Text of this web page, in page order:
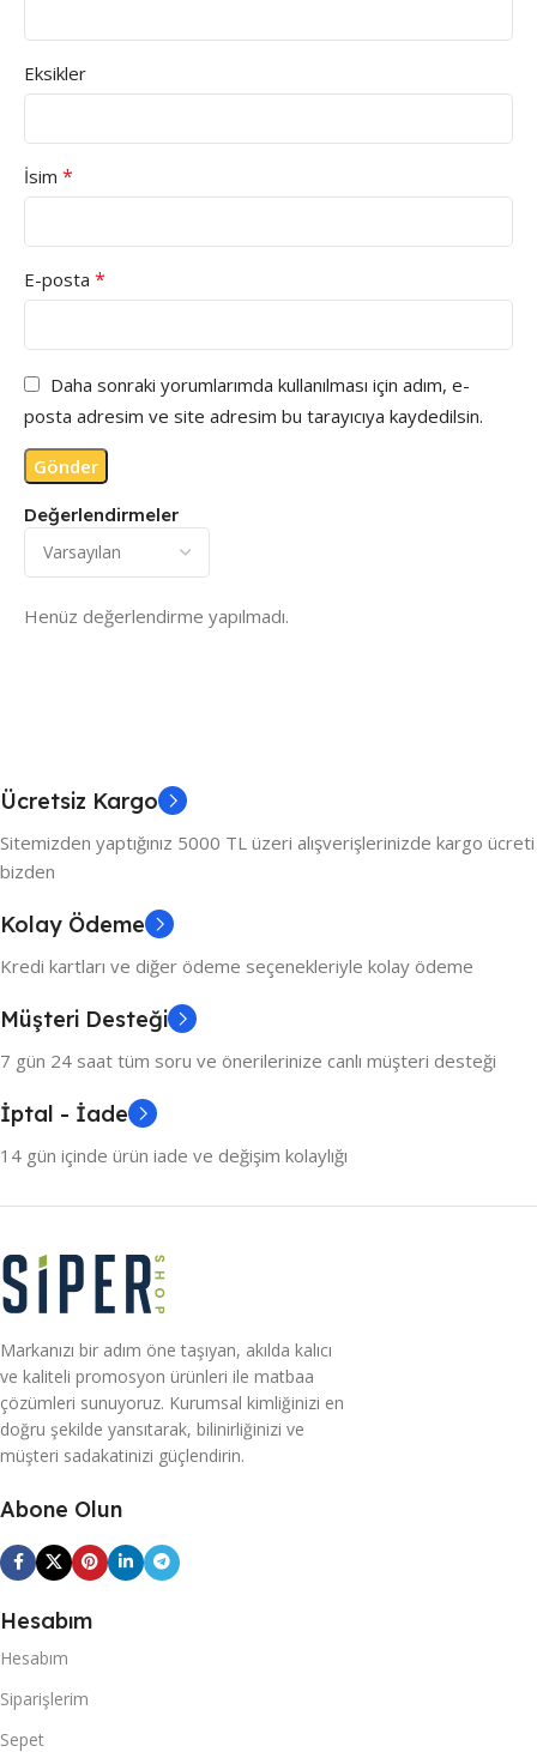
Değerlendirmeler
Henüz değerlendirme yapılmadı.
Eksikler
İsim *
E-posta *
Daha sonraki yorumlarımda kullanılması için adım, e-
posta adresim ve site adresim bu tarayıcıya kaydedilsin.
Ücretsiz Kargo
Sitemizden yaptığınız 5000 TL üzeri alışverişlerinizde kargo ücreti
bizden
Kolay Ödeme
Kredi kartları ve diğer ödeme seçenekleriyle kolay ödeme
Müşteri Desteği
7 gün 24 saat tüm soru ve önerilerinize canlı müşteri desteği
İptal - İade
14 gün içinde ürün iade ve değişim kolaylığı
Markanızı bir adım öne taşıyan, akılda kalıcı
ve kaliteli promosyon ürünleri ile matbaa
çözümleri sunuyoruz. Kurumsal kimliğinizi en
doğru şekilde yansıtarak, bilinirliğinizi ve
müşteri sadakatinizi güçlendirin.
Abone Olun
Hesabım
Hesabım
Siparişlerim
Sepet